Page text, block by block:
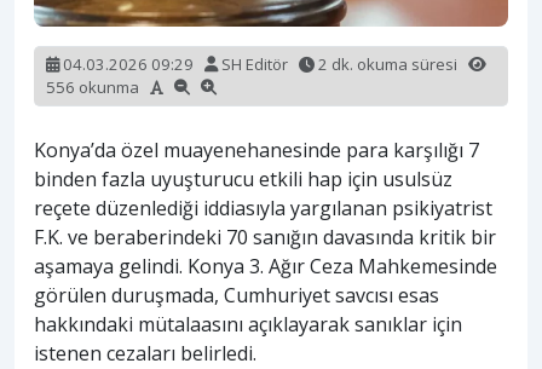
04.03.2026 09:29 SH Editör
2 dk. okuma süresi
556 okunma
Konya’da özel muayenehanesinde para karşılığı 7
binden fazla uyuşturucu etkili hap için usulsüz
reçete düzenlediği iddiasıyla yargılanan psikiyatrist
F.K. ve beraberindeki 70 sanığın davasında kritik bir
aşamaya gelindi. Konya 3. Ağır Ceza Mahkemesinde
görülen duruşmada, Cumhuriyet savcısı esas
hakkındaki mütalaasını açıklayarak sanıklar için
istenen cezaları belirledi.